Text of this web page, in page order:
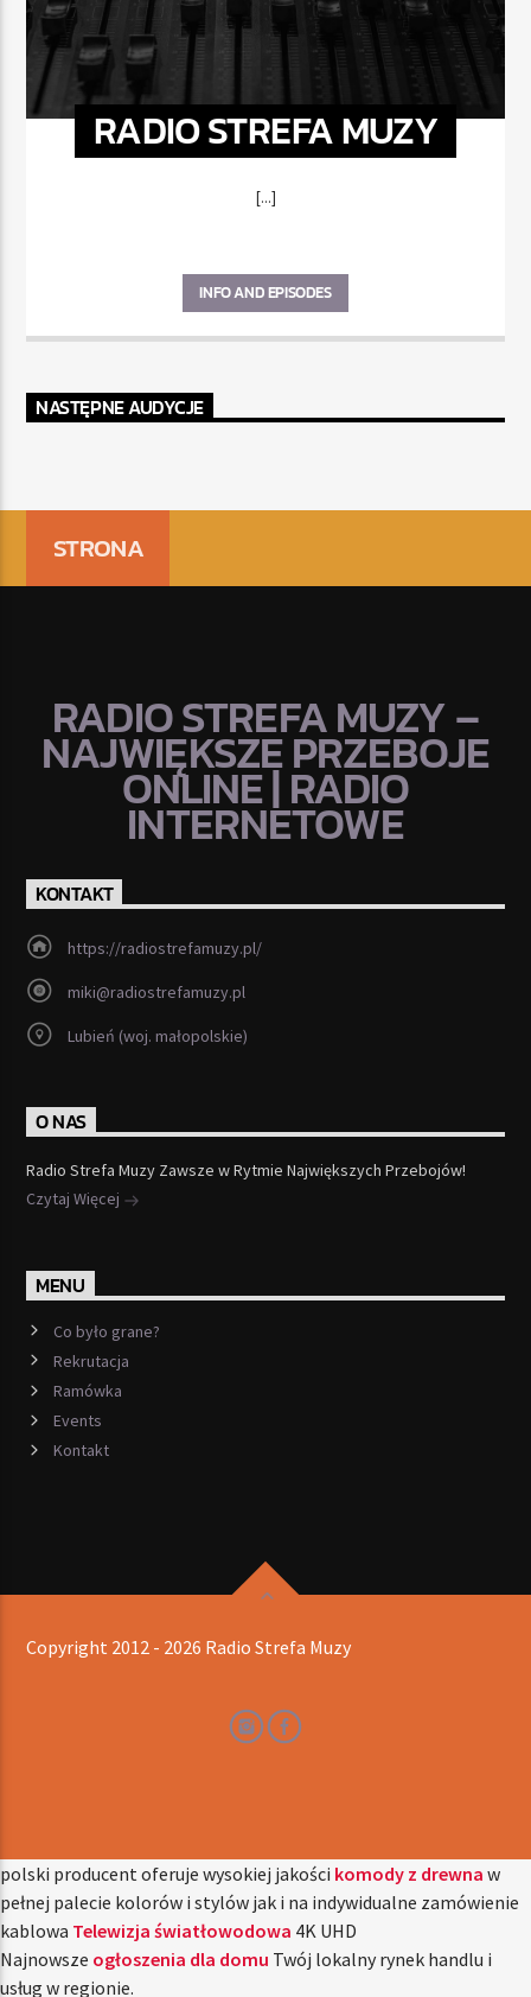
RADIO STREFA MUZY
[...]
INFO AND EPISODES
NASTĘPNE AUDYCJE
STRONA
RADIO STREFA MUZY –
NAJWIĘKSZE PRZEBOJE
ONLINE | RADIO
INTERNETOWE
KONTAKT
https://radiostrefamuzy.pl/
miki@radiostrefamuzy.pl
Lubień (woj. małopolskie)
O NAS
Radio Strefa Muzy Zawsze w Rytmie Największych Przebojów!
Czytaj Więcej
MENU
Co było grane?
Rekrutacja
Ramówka
Events
Kontakt
Copyright 2012 - 2026 Radio Strefa Muzy
polski producent oferuje wysokiej jakości komody z drewna w
pełnej palecie kolorów i stylów jak i na indywidualne zamówienie
kablowa Telewizja światłowodowa 4K UHD
Najnowsze ogłoszenia dla domu Twój lokalny rynek handlu i
usług w regionie.